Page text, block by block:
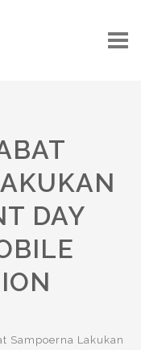
DAY
Sampoerna Lakukan